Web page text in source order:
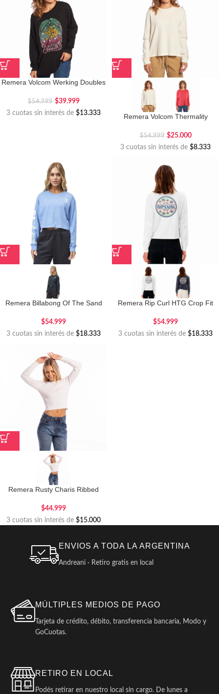
Remera Volcom Werking Doubles
$54.999 $39.999
3 cuotas sin interés de $13.333 Remera Volcom Thermality
$54.999 $25.000
3 cuotas sin interés de $8.333
Remera Billabong Of The Sand
$54.999
3 cuotas sin interés de $18.333
Remera Rip Curl HTG Crop Fit
$54.999
3 cuotas sin interés de $18.333
Remera Rusty Charis Ribbed
$44.999
3 cuotas sin interés de $15.000
ENVIOS A TODA LA ARGENTINA
Andreani · Retiro gratis en local
MÚLTIPLES MEDIOS DE PAGO
Tarjeta de crédito, débito, transferencia bancaria, Modo y
GoCuotas.
RETIRO EN LOCAL
Podés retirar en nuestro local sin cargo. De lunes a